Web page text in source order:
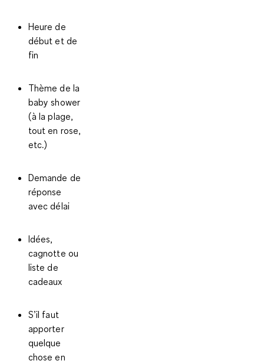
Heure de
début et de
fin
Thème de la
baby shower
(à la plage,
tout en rose,
etc.)
Demande de
réponse
avec délai
Idées,
cagnotte ou
liste de
cadeaux
S’il faut
apporter
quelque
chose en